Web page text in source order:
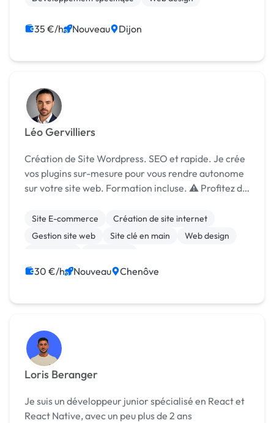
35 €/h Nouveau Dijon
Léo Gervilliers
Création de Site Wordpress. SEO et rapide. Je crée
vos plugins sur-mesure pour vous rendre autonome
sur votre site web. Formation incluse. ⚠️ Profitez de
Site E-commerce
Création de site internet
Gestion site web
Site clé en main
Web design
30 €/h Nouveau Chenôve
Loris Beranger
Je suis un développeur junior spécialisé en React et
React Native, avec un peu plus de 2 ans